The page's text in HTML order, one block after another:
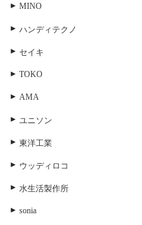
MINO
ハンディテクノ
セイキ
TOKO
AMA
ユニソン
東洋工業
ウッディロコ
水生活製作所
sonia